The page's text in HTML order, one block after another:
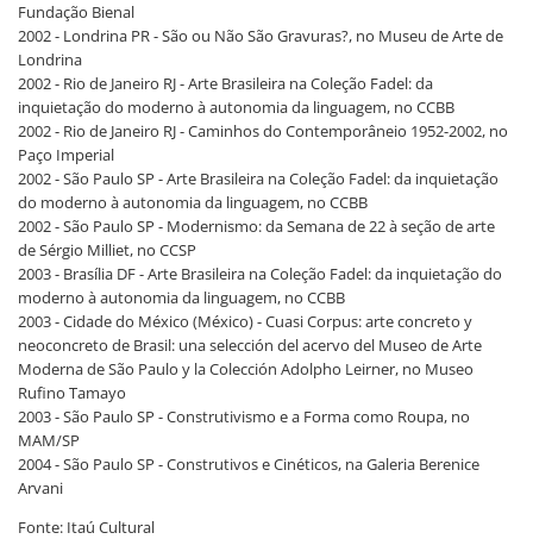
Fundação Bienal
2002 - Londrina PR - São ou Não São Gravuras?, no Museu de Arte de
Londrina
2002 - Rio de Janeiro RJ - Arte Brasileira na Coleção Fadel: da
inquietação do moderno à autonomia da linguagem, no CCBB
2002 - Rio de Janeiro RJ - Caminhos do Contemporâneio 1952-2002, no
Paço Imperial
2002 - São Paulo SP - Arte Brasileira na Coleção Fadel: da inquietação
do moderno à autonomia da linguagem, no CCBB
2002 - São Paulo SP - Modernismo: da Semana de 22 à seção de arte
de Sérgio Milliet, no CCSP
2003 - Brasília DF - Arte Brasileira na Coleção Fadel: da inquietação do
moderno à autonomia da linguagem, no CCBB
2003 - Cidade do México (México) - Cuasi Corpus: arte concreto y
neoconcreto de Brasil: una selección del acervo del Museo de Arte
Moderna de São Paulo y la Colección Adolpho Leirner, no Museo
Rufino Tamayo
2003 - São Paulo SP - Construtivismo e a Forma como Roupa, no
MAM/SP
2004 - São Paulo SP - Construtivos e Cinéticos, na Galeria Berenice
Arvani
Fonte: Itaú Cultural